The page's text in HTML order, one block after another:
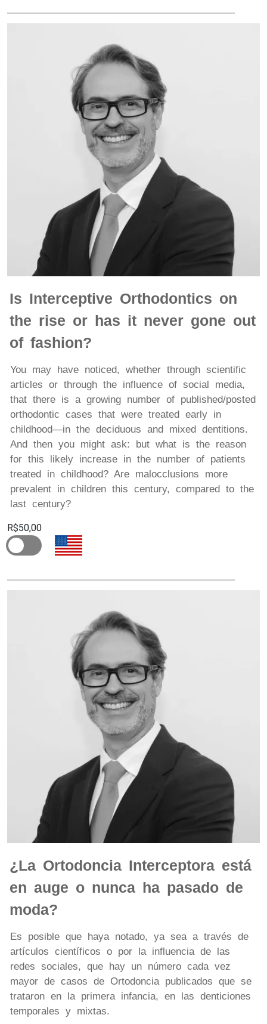
Is Interceptive Orthodontics on
the rise or has it never gone out
of fashion?
You may have noticed, whether through scientific
articles or through the influence of social media,
that there is a growing number of published/posted
orthodontic cases that were treated early in
childhood—in the deciduous and mixed dentitions.
And then you might ask: but what is the reason
for this likely increase in the number of patients
treated in childhood? Are malocclusions more
prevalent in children this century, compared to the
last century?
R$50,00
¿La Ortodoncia Interceptora está
en auge o nunca ha pasado de
moda?
Es posible que haya notado, ya sea a través de
artículos científicos o por la influencia de las
redes sociales, que hay un número cada vez
mayor de casos de Ortodoncia publicados que se
trataron en la primera infancia, en las denticiones
temporales y mixtas.